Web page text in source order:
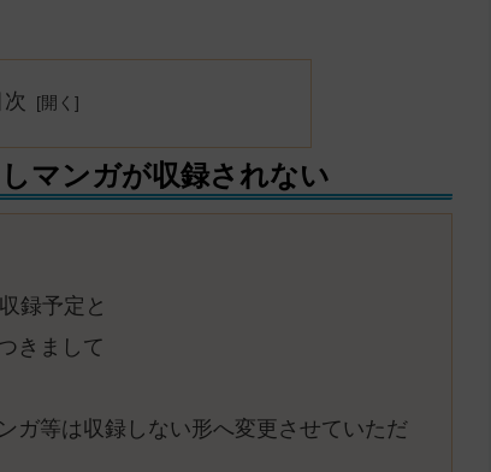
マンガが収録されない
録予定と
きまして
ガ等は収録しない形へ変更させていただ